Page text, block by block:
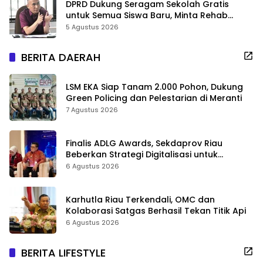
DPRD Dukung Seragam Sekolah Gratis
untuk Semua Siswa Baru, Minta Rehab
Sekolah Jangan Dikurangi
5 Agustus 2026
BERITA DAERAH
LSM EKA Siap Tanam 2.000 Pohon, Dukung
Green Policing dan Pelestarian di Meranti
7 Agustus 2026
Finalis ADLG Awards, Sekdaprov Riau
Beberkan Strategi Digitalisasi untuk
Tingkatkan Layanan Publik
6 Agustus 2026
Karhutla Riau Terkendali, OMC dan
Kolaborasi Satgas Berhasil Tekan Titik Api
6 Agustus 2026
BERITA LIFESTYLE